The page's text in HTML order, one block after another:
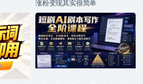
涨粉变现其实很简单